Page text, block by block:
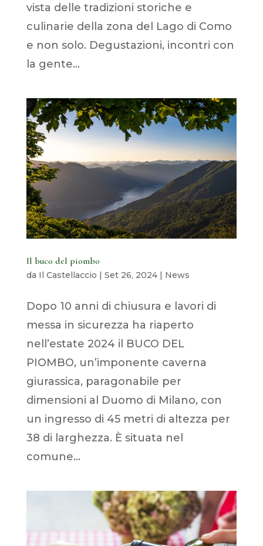
vista delle tradizioni storiche e
culinarie della zona del Lago di Como
e non solo. Degustazioni, incontri con
la gente...
Il buco del piombo
da Il Castellaccio | Set 26, 2024| News
Dopo 10 anni di chiusura e lavori di
messa in sicurezza ha riaperto
nell’estate 2024 il BUCO DEL
PIOMBO, un’imponente caverna
giurassica, paragonabile per
dimensioni al Duomo di Milano, con
un ingresso di 45 metri di altezza per
38 di larghezza. È situata nel
comune...